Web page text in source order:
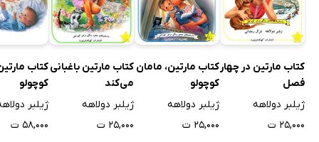
کتاب مارتین در چهار
فصل
ژیلبر دولاهه
۲۵,۰۰۰ ت
کتاب مارتین، مامان
کوچولو
ژیلبر دولاهه
۲۵,۰۰۰ ت
کتاب مارتین باغبانی
می‌کند
ژیلبر دولاهه
۲۵,۰۰۰ ت
کتاب
کوچولو
ژیلبر
۵۸,۰۰۰ ت